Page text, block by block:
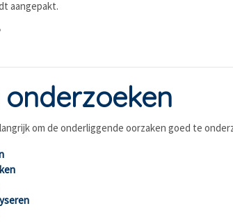
aangepakt.
om de onderliggende oorzaken goed te